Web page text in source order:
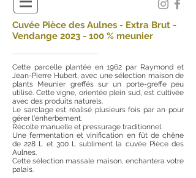
Cuvée Pièce des Aulnes - Extra Brut -
Vendange 2023 - 100 % meunier
Cette parcelle plantée en 1962 par Raymond et
Jean-Pierre Hubert, avec une sélection maison de
plants Meunier greffés sur un porte-greffe peu
utilisé. Cette vigne, orientée plein sud, est cultivée
avec des produits naturels.
Le sarclage est réalisé plusieurs fois par an pour
gérer l'enherbement.
Récolte manuelle et pressurage traditionnel.
Une fermentation et vinification en fût de chêne
de 228 L et 300 L subliment la cuvée Pièce des
Aulnes.
Cette sélection massale maison, enchantera votre
palais.